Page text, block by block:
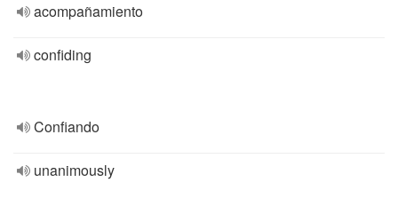
acompañamiento
confiding
Confiando
unanimously